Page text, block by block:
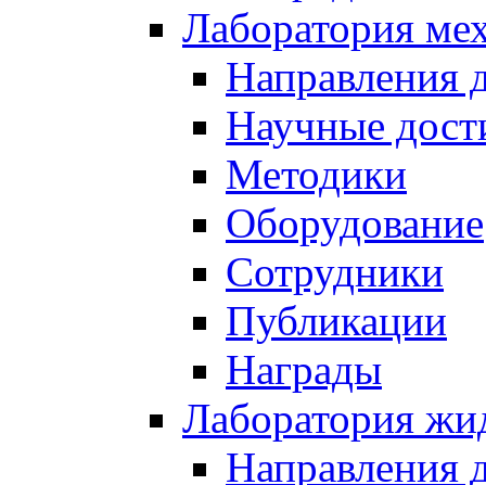
Лаборатория
Направления
Научные
Методики
Оборудование
Сотрудники
Публикации
Награды
Лаборатория
Направления